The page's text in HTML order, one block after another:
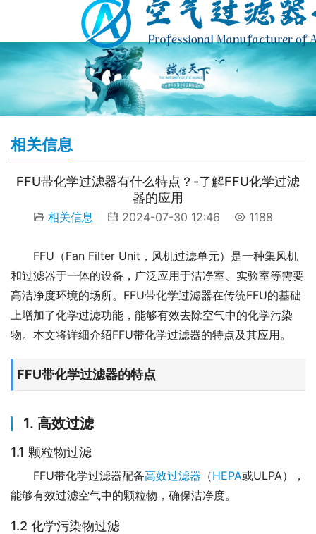
相关信息
FFU带化学过滤器有什么特点？-了解FFU化学过滤
器的应用
相关信息 2024-07-30 12:46 1188
FFU（Fan Filter Unit，风机过滤单元）是一种集风机
和过滤器于一体的设备，广泛应用于洁净室、实验室等需要
高洁净度环境的场所。FFU带化学过滤器在传统FFU的基础
上增加了化学过滤功能，能够有效去除空气中的化学污染
物。本文将详细介绍FFU带化学过滤器的特点及其应用。
FFU带化学过滤器的特点
1. 高效过滤
1.1 颗粒物过滤
FFU带化学过滤器配备高效过滤器 （HEPA或ULPA），
能够有效过滤空气中的颗粒物，确保洁净度。
1.2 化学污染物过滤